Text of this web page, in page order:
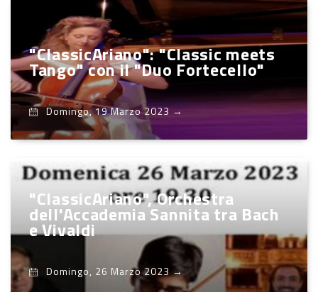
"ClassicAriano": "Classic meets
Tango" con il "Duo Fortecello"
Domingo, 19 Marzo 2023→
"ClassicAriano", Orchestra
dell'Accademia Sannita tra Bach
e Vivaldi
Domingo, 26 Marzo 2023→